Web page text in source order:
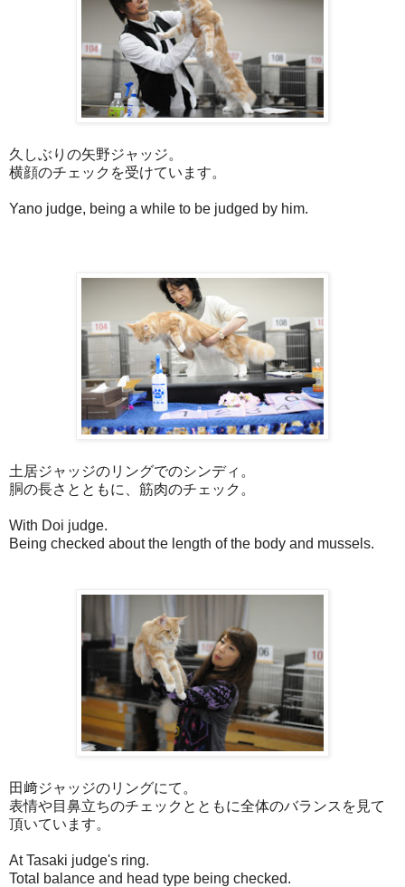
久しぶりの矢野ジャッジ。
横顔のチェックを受けています。
Yano judge, being a while to be judged by him.
土居ジャッジのリングでのシンディ。
胴の長さとともに、筋肉のチェック。
With Doi judge.
Being checked about the length of the body and mussels.
田﨑ジャッジのリングにて。
表情や目鼻立ちのチェックとともに全体のバランスを見て
頂いています。
At Tasaki judge's ring.
Total balance and head type being checked.